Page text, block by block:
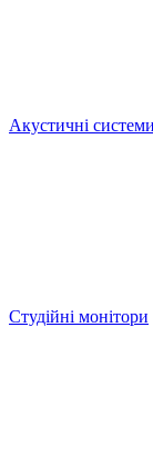
Акустичні системи
Студійні монітори